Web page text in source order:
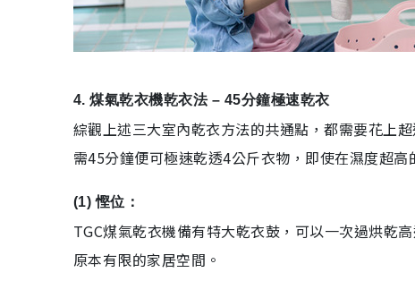
4. 煤氣乾衣機乾衣法 – 45分鐘極速乾衣
綜觀上述三大室內乾衣方法的共通點，都需要花上
需45分鐘便可極速乾透4公斤衣物，即使在濕度超
(1) 慳位：
TGC煤氣乾衣機備有特大乾衣鼓，可以一次過烘乾
原本有限的家居空間。